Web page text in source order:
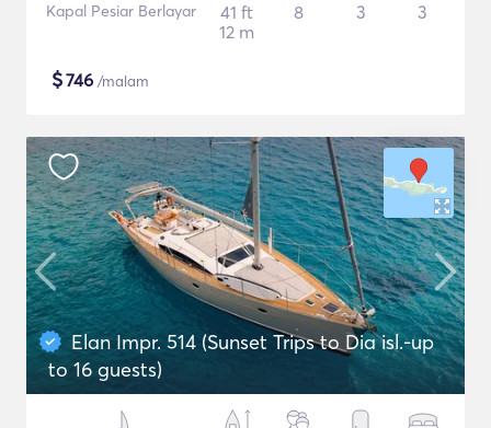
Kapal Pesiar Berlayar
41 ft
12 m
8 3 3
$746 /malam
Elan Impr. 514 (Sunset Trips to Dia isl.-up
to 16 guests)